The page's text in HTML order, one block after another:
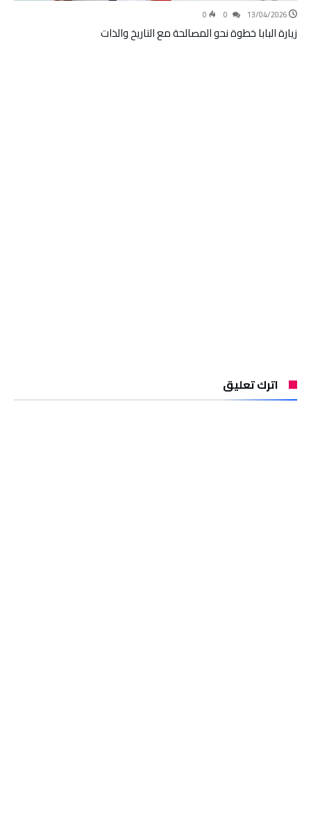
13/04/2026
0
زيارة البابا خطوة نحو المصالحة مع التاريخ والذات
اترك تعليق